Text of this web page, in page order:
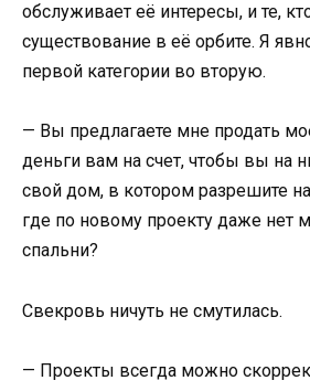
обслуживает её интересы, и те,
существование в её орбите. Я
первой категории во вторую.
— Вы предлагаете мне продать
деньги вам на счет, чтобы вы на
свой дом, в котором разрешите
где по новому проекту даже нет
спальни?
Свекровь ничуть не смутилась.
— Проекты всегда можно